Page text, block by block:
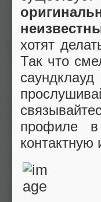
хотят
Так что
профиле